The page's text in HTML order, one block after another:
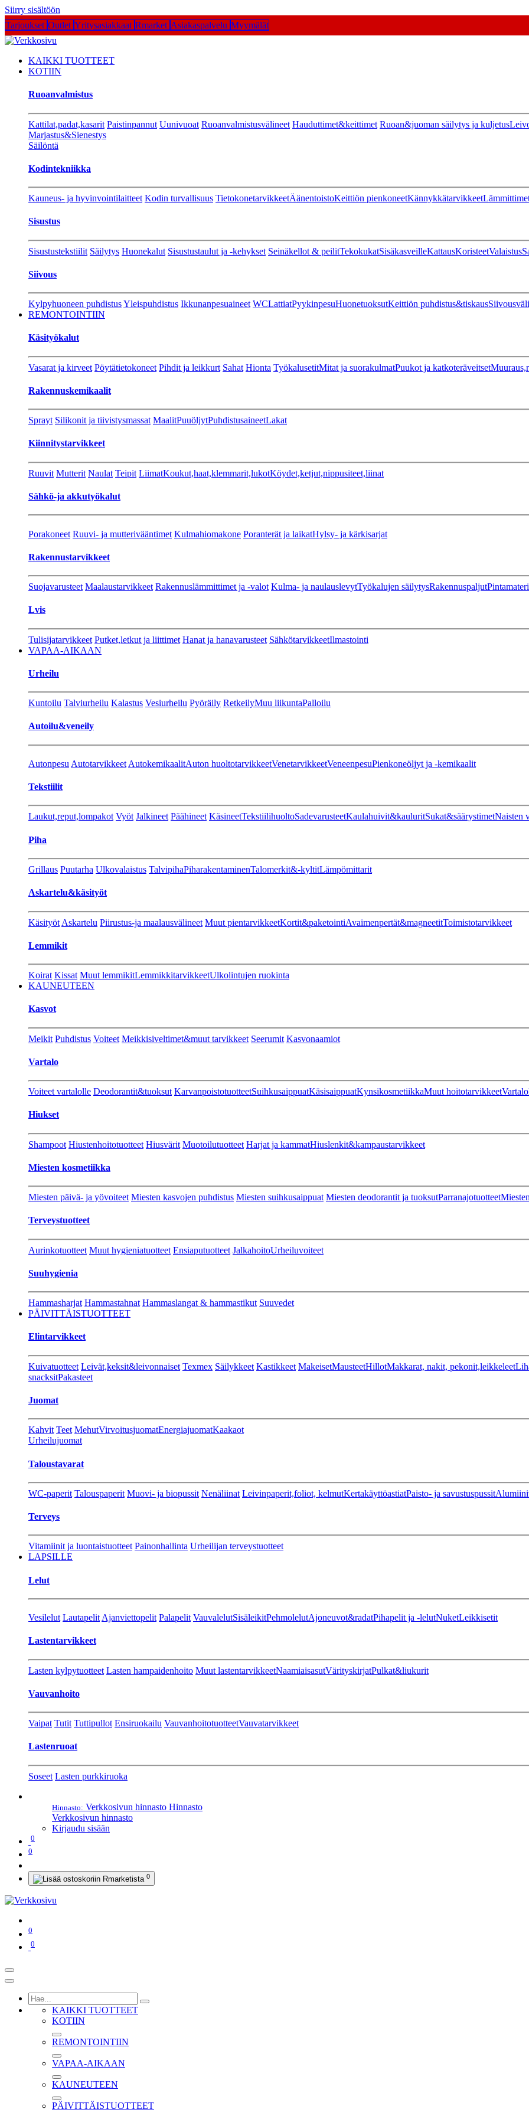
Siirry sisältöön
Tarjoukset Outlet Yritysasiakkaat Rmarket Asiakaspalvelu Myymälät
KAIKKI TUOTTEET
KOTIIN
Ruoanvalmistus
Kattilat,padat,kasarit Paistinpannut Uunivuoat Ruoanvalmistusvälineet Hauduttimet&keittimet Ruoan&juoman säilytys ja kuljetus
Marjastus&Sienestys
Säilöntä
Kodintekniikka
Kauneus- ja hyvinvointilaitteet Kodin turvallisuus TietokonetarvikkeetÄänentoistoKeittiön pienkoneetKännykkätarvikkeet
Sisustus
Sisustustekstiilit Säilytys Huonekalut Sisustustaulut ja -kehykset Seinäkellot & peilitTekokukatSisäkasveilleKattausKoristeetValaistus
Siivous
Kylpyhuoneen puhdistusYleispuhdistus Ikkunanpesuaineet WCLattiatPyykinpesuHuonetuoksutKeittiön puhdistus&tiskaus
REMONTOINTIIN
Käsityökalut
Vasarat ja kirveet Pöytätietokoneet Pihdit ja leikkurt Sahat Hionta TyökalusetitMitat ja suorakulmatPuukot ja katkoteräveitset
Rakennuskemikaalit
Sprayt Silikonit ja tiivistysmassat MaalitPuuöljytPuhdistusaineetLakat
Kiinnitystarvikkeet
Ruuvit Mutterit Naulat Teipit LiimatKoukut,haat,klemmarit,lukotKöydet,ketjut,nippusiteet,liinat
Sähkö-ja akkutyökalut
Porakoneet Ruuvi- ja mutterivääntimet Kulmahiomakone Poranterät ja laikatHylsy- ja kärkisarjat
Rakennustarvikkeet
Suojavarusteet Maalaustarvikkeet Rakennuslämmittimet ja -valot Kulma- ja naulauslevytTyökalujen säilytysRakennuspaljut
Lvis
Tulisijatarvikkeet Putket,letkut ja liittimet Hanat ja hanavarusteet SähkötarvikkeetIlmastointi
VAPAA-AIKAAN
Urheilu
Kuntoilu Talviurheilu Kalastus Vesiurheilu Pyöräily RetkeilyMuu liikuntaPalloilu
Autoilu&veneily
Autonpesu Autotarvikkeet AutokemikaalitAuton huoltotarvikkeetVenetarvikkeetVeneenpesuPienkoneöljyt ja -kemikaalit
Tekstiilit
Laukut,reput,lompakot Vyöt Jalkineet Päähineet KäsineetTekstiilihuoltoSadevarusteetKaulahuivit&kauluritSukat&säärystimetNaisten
Piha
Grillaus Puutarha Ulkovalaistus TalvipihaPiharakentaminenTalomerkit&-kyltitLämpömittarit
Askartelu&käsityöt
Käsityöt Askartelu Piirustus-ja maalausvälineet Muut pientarvikkeetKortit&paketointiAvaimenpertät&magneetitToimistotarvikkeet
Lemmikit
Koirat Kissat Muut lemmikitLemmikkitarvikkeetUlkolintujen ruokinta
KAUNEUTEEN
Kasvot
Meikit Puhdistus Voiteet Meikkisiveltimet&muut tarvikkeet Seerumit Kasvonaamiot
Vartalo
Voiteet vartalolle Deodorantit&tuoksut KarvanpoistotuotteetSuihkusaippuatKäsisaippuatKynsikosmetiikkaMuut hoitotarvikkeet
Hiukset
Shampoot Hiustenhoitotuotteet Hiusvärit Muotoilutuotteet Harjat ja kammatHiuslenkit&kampaustarvikkeet
Miesten kosmetiikka
Miesten päivä- ja yövoiteet Miesten kasvojen puhdistus Miesten suihkusaippuat Miesten deodorantit ja tuoksutParranajotuotteet
Terveystuotteet
Aurinkotuotteet Muut hygieniatuotteet Ensiaputuotteet JalkahoitoUrheiluvoiteet
Suuhygienia
Hammasharjat Hammastahnat Hammaslangat & hammastikut Suuvedet
PÄIVITTÄISTUOTTEET
Elintarvikkeet
Kuivatuotteet Leivät,keksit&leivonnaiset Texmex Säilykkeet Kastikkeet MakeisetMausteetHillotMakkarat, nakit, pekonit,leikkeleet
snacksitPakasteet
Juomat
Kahvit Teet MehutVirvoitusjuomatEnergiajuomatKaakaot
Urheilujuomat
Taloustavarat
WC-paperit Talouspaperit Muovi- ja biopussit Nenäliinat Leivinpaperit,foliot, kelmutKertakäyttöastiatPaisto- ja savustuspussit
Terveys
Vitamiinit ja luontaistuotteet Painonhallinta Urheilijan terveystuotteet
LAPSILLE
Lelut
Vesilelut Lautapelit Ajanviettopelit Palapelit VauvalelutSisäleikitPehmolelutAjoneuvot&radatPihapelit ja -lelutNuketLeikkisetit
Lastentarvikkeet
Lasten kylpytuotteet Lasten hampaidenhoito Muut lastentarvikkeetNaamiaisasutVärityskirjatPulkat&liukurit
Vauvanhoito
Vaipat Tutit Tuttipullot Ensiruokailu VauvanhoitotuotteetVauvatarvikkeet
Lastenruoat
Soseet Lasten purkkiruoka
Hinnasto: Verkkosivun hinnasto Hinnasto
Verkkosivun hinnasto
Kirjaudu sisään
0
0
0
0
0
KAIKKI TUOTTEET
KOTIIN
REMONTOINTIIN
VAPAA-AIKAAN
KAUNEUTEEN
PÄIVITTÄISTUOTTEET